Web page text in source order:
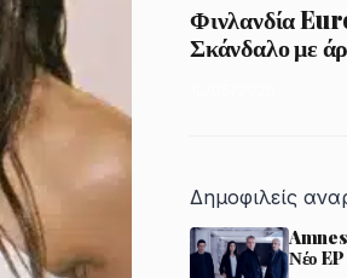
Φινλανδία
Σκάνδαλο με
Δημοφιλείς
Νέο